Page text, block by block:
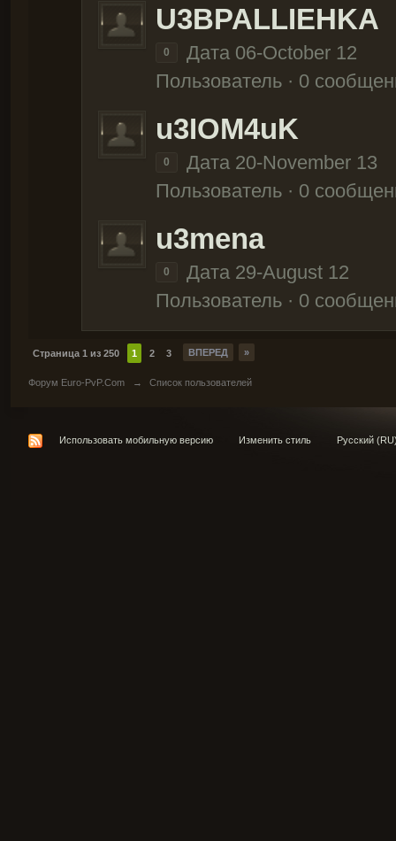
U3BPALLIEHKA
0
Дата 06-October 12
Пользователь · 0
u3IOM4uK
0
Дата 20-November 13
Пользователь · 0
u3mena
0
Дата 29-August 12
Пользователь · 0
Страница 1 из 250 1 2 3 ВПЕРЕД »
Форум Euro-PvP.Com → Список пользователей
Использовать мобильную версию Изменить стиль Русский